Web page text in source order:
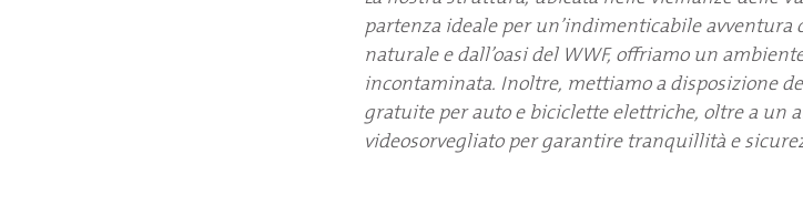
partenza ideale per un’indimenticabile
naturale e dall’oasi del WWF, offriamo un
incontaminata. Inoltre, mettiamo a disposizione
gratuite per auto e biciclette elettriche, oltre a un
videosorvegliato per garantire tranquillità e